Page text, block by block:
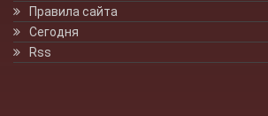
Правила сайта
Сегодня
Rss